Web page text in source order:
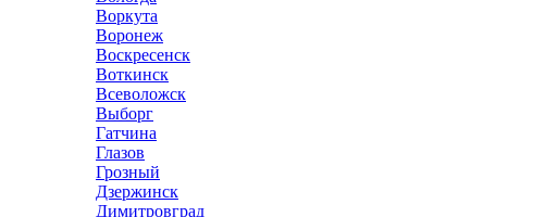
Воркута
Воронеж
Воскресенск
Воткинск
Всеволожск
Выборг
Гатчина
Глазов
Грозный
Дзержинск
Димитровград